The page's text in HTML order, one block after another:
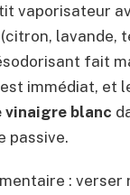
vaporisateur
lavande,
fait
immédiat,
vinaigre blanc
passive.
: verser